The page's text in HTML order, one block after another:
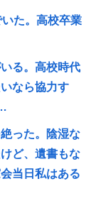
いた。高校卒業
る。高校時代
なら協力す
った。陰湿な
ど、遺書もな
当日私はある